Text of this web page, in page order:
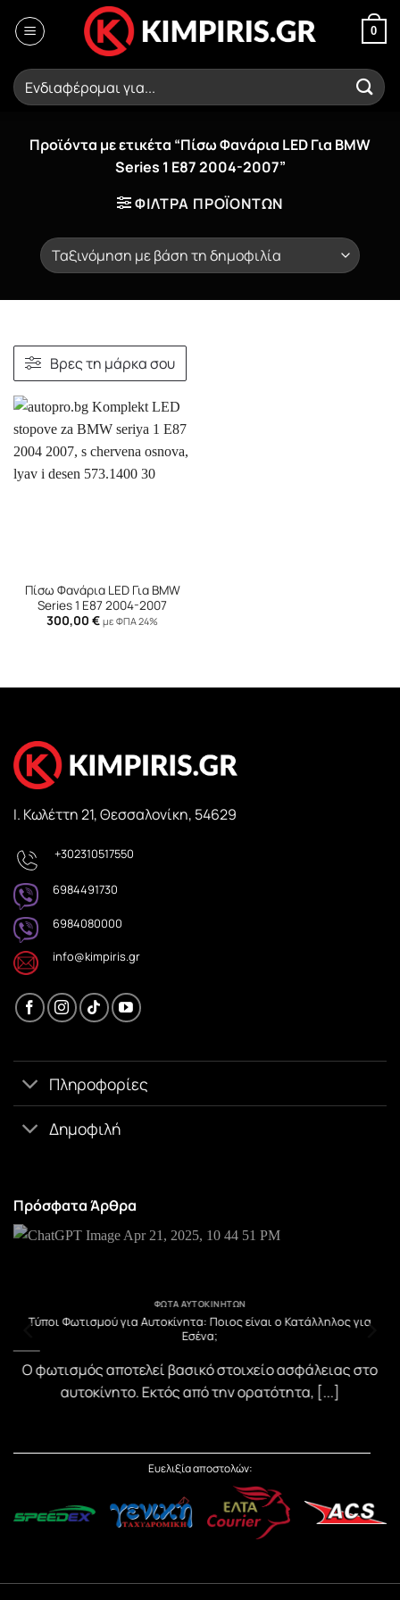
στο
0
Αναζήτηση
για:
Προϊόντα με ετικέτα “Πίσω Φανάρια LED Για BMW
Series 1 E87 2004-2007”
ΦΙΛΤΡΑ ΠΡΟΪΟΝΤΩΝ
Βρες τη μάρκα σου
Πίσω Φανάρια LED Για BMW
Series 1 E87 2004-2007
300,00 € με ΦΠΑ 24%
Ι. Κωλέττη 21, Θεσσαλονίκη, 54629
+302310517550
6984491730
6984080000
info@kimpiris.gr
Πληροφορίες
Δημοφιλή
Πρόσφατα Άρθρα
ΦΏΤΑ ΑΥΤΟΚΙΝΉΤΩΝ
Τύποι Φωτισμού για Αυτοκίνητα: Ποιος είναι ο Κατάλληλος για
Εσένα;
Ο φωτισμός αποτελεί βασικό στοιχείο ασφάλειας στο
αυτοκίνητο. Εκτός από την ορατότητα, [...]
Ευελιξία αποστολών: